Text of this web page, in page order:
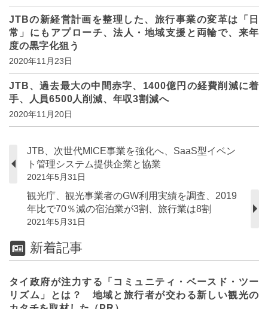
JTBの新経営計画を整理した、旅行事業の変革は「日
常」にもアプローチ、法人・地域支援と両輪で、来年
度の黒字化狙う
2020年11月23日
JTB、過去最大の中間赤字、1400億円の経費削減に着
手、人員6500人削減、年収3割減へ
2020年11月20日
JTB、次世代MICE事業を強化へ、SaaS型イベン
ト管理システム提供企業と協業
2021年5月31日
観光庁、観光事業者のGW利用実績を調査、2019
年比で70％減の宿泊業が3割、旅行業は8割
2021年5月31日
新着記事
タイ政府が注力する「コミュニティ・ベースド・ツー
リズム」とは？ 地域と旅行者が交わる新しい観光の